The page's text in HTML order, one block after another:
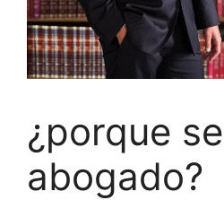
¿porque
abogado?